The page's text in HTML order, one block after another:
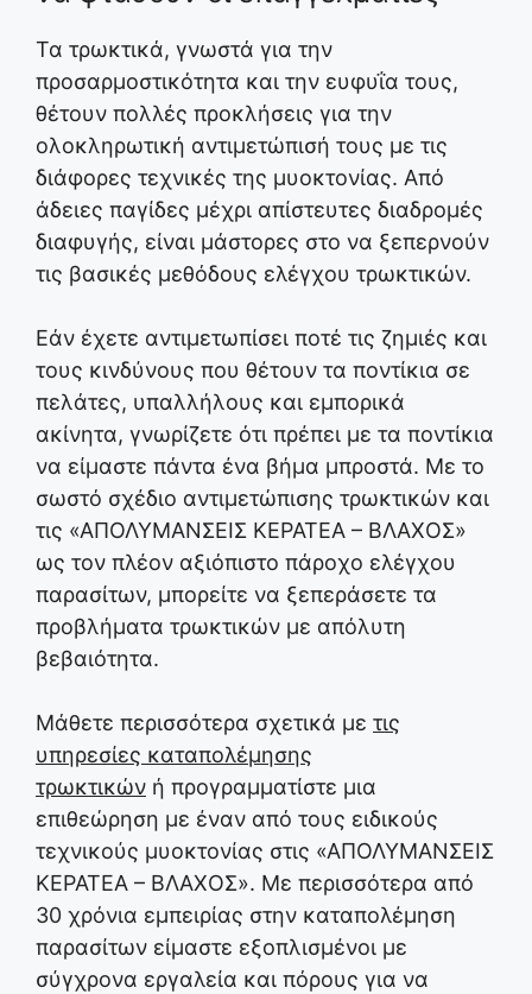
Τα τρωκτικά, γνωστά για την
προσαρμοστικότητα και την ευφυΐα τους,
θέτουν πολλές προκλήσεις για την
ολοκληρωτική αντιμετώπισή τους με τις
διάφορες τεχνικές της μυοκτονίας. Από
άδειες παγίδες μέχρι απίστευτες διαδρομές
διαφυγής, είναι μάστορες στο να ξεπερνούν
τις βασικές μεθόδους ελέγχου τρωκτικών.
Εάν έχετε αντιμετωπίσει ποτέ τις ζημιές και
τους κινδύνους που θέτουν τα ποντίκια σε
πελάτες, υπαλλήλους και εμπορικά
ακίνητα, γνωρίζετε ότι πρέπει με τα ποντίκια
να είμαστε πάντα ένα βήμα μπροστά. Με το
σωστό σχέδιο αντιμετώπισης τρωκτικών και
τις «ΑΠΟΛΥΜΑΝΣΕΙΣ ΚΕΡΑΤΕΑ – ΒΛΑΧΟΣ»
ως τον πλέον αξιόπιστο πάροχο ελέγχου
παρασίτων, μπορείτε να ξεπεράσετε τα
προβλήματα τρωκτικών με απόλυτη
βεβαιότητα.
Μάθετε περισσότερα σχετικά με τις
υπηρεσίες καταπολέμησης
τρωκτικών ή προγραμματίστε μια
επιθεώρηση με έναν από τους ειδικούς
τεχνικούς μυοκτονίας στις «ΑΠΟΛΥΜΑΝΣΕΙΣ
ΚΕΡΑΤΕΑ – ΒΛΑΧΟΣ». Με περισσότερα από
30 χρόνια εμπειρίας στην καταπολέμηση
παρασίτων είμαστε εξοπλισμένοι με
σύγχρονα εργαλεία και πόρους για να